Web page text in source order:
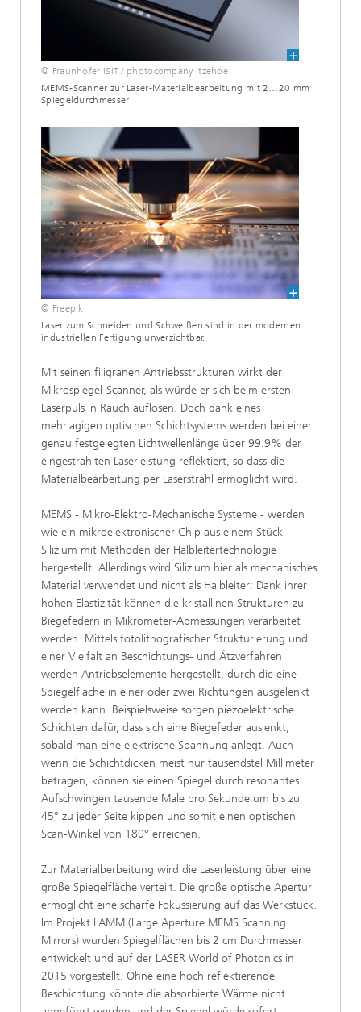
© Fraunhofer ISIT / photocompany Itzehoe
MEMS-Scanner zur Laser-Materialbearbeitung mit 2…20 mm
Spiegeldurchmesser
© Freepik
Laser zum Schneiden und Schweißen sind in der modernen
industriellen Fertigung unverzichtbar.
Mit seinen filigranen Antriebsstrukturen wirkt der
Mikrospiegel-Scanner, als würde er sich beim ersten
Laserpuls in Rauch auflösen. Doch dank eines
mehrlagigen optischen Schichtsystems werden bei einer
genau festgelegten Lichtwellenlänge über 99.9% der
eingestrahlten Laserleistung reflektiert, so dass die
Materialbearbeitung per Laserstrahl ermöglicht wird.
MEMS - Mikro-Elektro-Mechanische Systeme - werden
wie ein mikroelektronischer Chip aus einem Stück
Silizium mit Methoden der Halbleitertechnologie
hergestellt. Allerdings wird Silizium hier als mechanisches
Material verwendet und nicht als Halbleiter: Dank ihrer
hohen Elastizität können die kristallinen Strukturen zu
Biegefedern in Mikrometer-Abmessungen verarbeitet
werden. Mittels fotolithografischer Strukturierung und
einer Vielfalt an Beschichtungs- und Ätzverfahren
werden Antriebselemente hergestellt, durch die eine
Spiegelfläche in einer oder zwei Richtungen ausgelenkt
werden kann. Beispielsweise sorgen piezoelektrische
Schichten dafür, dass sich eine Biegefeder auslenkt,
sobald man eine elektrische Spannung anlegt. Auch
wenn die Schichtdicken meist nur tausendstel Millimeter
betragen, können sie einen Spiegel durch resonantes
Aufschwingen tausende Male pro Sekunde um bis zu
45° zu jeder Seite kippen und somit einen optischen
Scan-Winkel von 180° erreichen.
Zur Materialberbeitung wird die Laserleistung über eine
große Spiegelfläche verteilt. Die große optische Apertur
ermöglicht eine scharfe Fokussierung auf das Werkstück.
Im Projekt LAMM (Large Aperture MEMS Scanning
Mirrors) wurden Spiegelflächen bis 2 cm Durchmesser
entwickelt und auf der LASER World of Photonics in
2015 vorgestellt. Ohne eine hoch reflektierende
Beschichtung könnte die absorbierte Wärme nicht